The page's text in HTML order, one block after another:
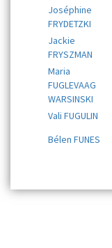
Joséphine
FRYDETZKI
Jackie
FRYSZMAN
Maria
FUGLEVAAG
WARSINSKI
Vali FUGULIN
Bélen FUNES